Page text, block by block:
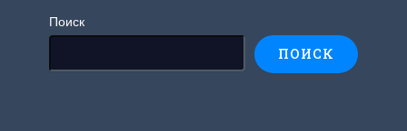
Поиск
ПОИСК